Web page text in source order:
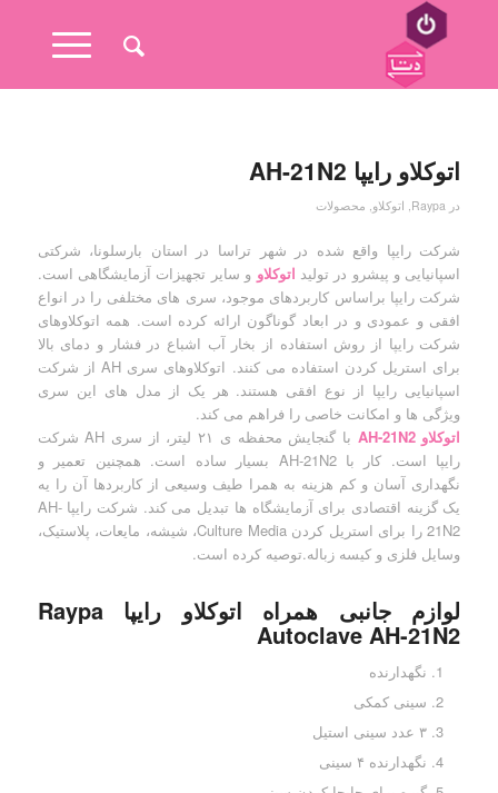
اتوکلاو رایپا AH-21N2
در Raypa
, اتوکلاو, محصولات
شرکت رایپا واقع شده در شهر تراسا در استان بارسلونا، شرکتی
اسپانیایی و پیشرو در تولید اتوکلاو و سایر تجهیزات آزمایشگاهی است.
شرکت رایپا براساس کاربردهای موجود، سری های مختلفی را در انواع
افقی و عمودی و در ابعاد گوناگون ارائه کرده است. همه اتوکلاوهای
شرکت رایپا از روش استفاده از بخار آب اشباع در فشار و دمای بالا
برای استریل کردن استفاده می کنند. اتوکلاوهای سری AH از شرکت
اسپانیایی رایپا از نوع افقی هستند. هر یک از مدل های این سری
ویژگی ها و امکانت خاصی را فراهم می کند.
اتوکلاو AH-21N2
با گنجایش محفظه ی ۲۱ لیتر، از سری AH شرکت
رایپا است. کار با AH-21N2 بسیار ساده است. همچنین تعمیر و
نگهداری آسان و کم هزینه به همرا طیف وسیعی از کاربردها آن را یه
یک گزینه اقتصادی برای آزمایشگاه ها تبدیل می کند. شرکت رایپا AH-
21N2 را برای استریل کردن Culture Media، شیشه، مایعات، پلاستیک،
وسایل فلزی و کیسه زباله.توصیه کرده است.
لوازم جانبی همراه اتوکلاو رایپا Raypa
Autoclave AH-21N2
نگهدارنده
سینی کمکی
۳ عدد سینی استیل
نگهدارنده ۴ سینی